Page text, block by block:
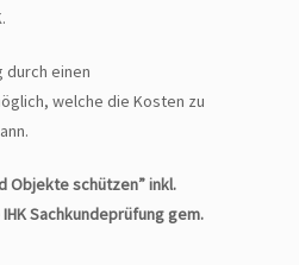
durch einen
welche die Kosten zu
Objekte schützen” inkl.
Sachkundeprüfung gem.